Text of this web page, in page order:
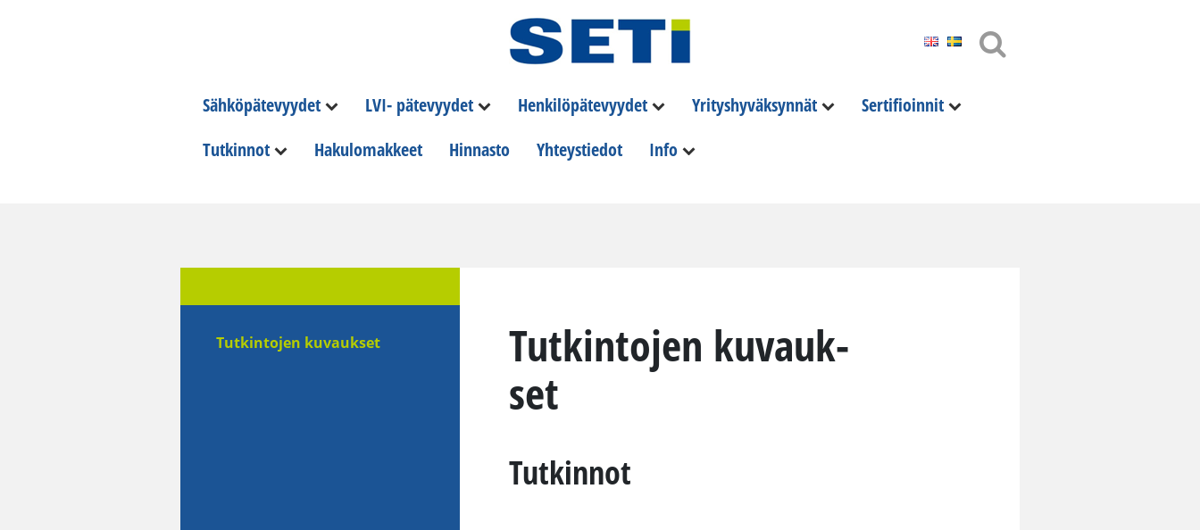
Sähköpätevyydet LVI- pätevyydet Henkilöpätevyydet Yrityshyväksynnät
Sertifioinnit
Tutkinnot
Hakulomakkeet Hinnasto Yhteystiedot Info
Tutkintojen kuvaukset
Tut­kin­to­jen ku­vauk­
set
Tutkinnot